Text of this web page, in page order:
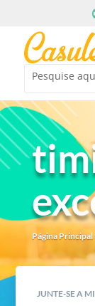
Página Principal
JUNTE-SE A